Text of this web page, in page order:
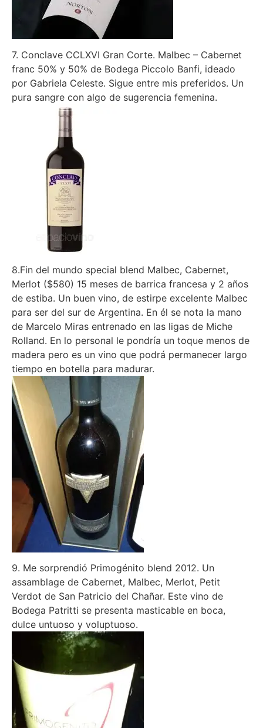
7. Conclave CCLXVI Gran Corte. Malbec – Cabernet
franc 50% y 50% de Bodega Piccolo Banfi, ideado
por Gabriela Celeste. Sigue entre mis preferidos. Un
pura sangre con algo de sugerencia femenina.
8.Fin del mundo special blend Malbec, Cabernet,
Merlot ($580) 15 meses de barrica francesa y 2 años
de estiba. Un buen vino, de estirpe excelente Malbec
para ser del sur de Argentina. En él se nota la mano
de Marcelo Miras entrenado en las ligas de Miche
Rolland. En lo personal le pondría un toque menos de
madera pero es un vino que podrá permanecer largo
tiempo en botella para madurar.
9. Me sorprendió Primogénito blend 2012. Un
assamblage de Cabernet, Malbec, Merlot, Petit
Verdot de San Patricio del Chañar. Este vino de
Bodega Patritti se presenta masticable en boca,
dulce untuoso y voluptuoso.